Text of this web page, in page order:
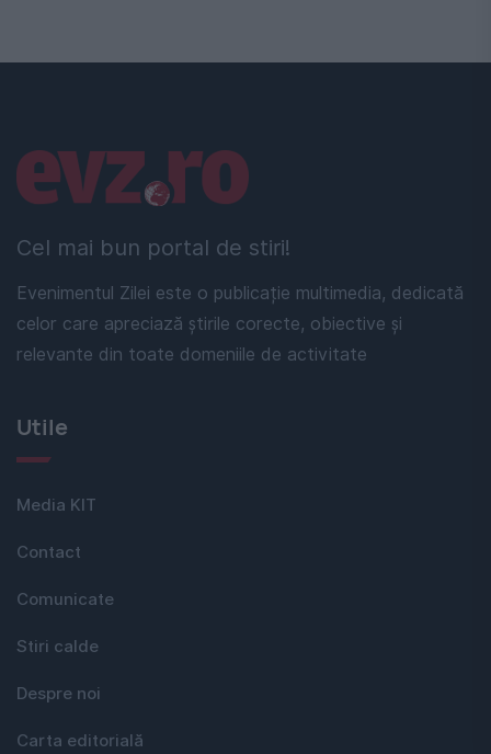
Cel mai bun portal de stiri!
Evenimentul Zilei este o publicație multimedia, dedicată
celor care apreciază știrile corecte, obiective și
relevante din toate domeniile de activitate
Linkuri utile
Utile
Media KIT
Contact
Comunicate
Stiri calde
Despre noi
Carta editorială